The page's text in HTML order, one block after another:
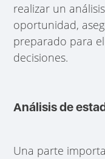
realizar un
oportunidad,
preparado para
decisiones.
Análisis de
Una parte